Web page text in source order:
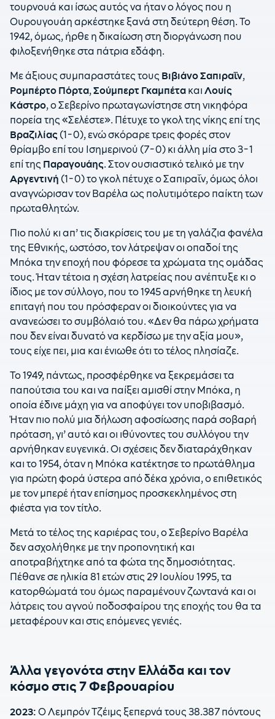
τουρνουά και ίσως αυτός να ήταν ο λόγος που η
Ουρουγουάη αρκέστηκε ξανά στη δεύτερη θέση. Το
1942, όμως, ήρθε η δικαίωση στη διοργάνωση που
φιλοξενήθηκε στα πάτρια εδάφη.
Με άξιους συμπαραστάτες τους Βιβιάνο Σαπιραΐν,
Ρομπέρτο Πόρτα,Σούμπερτ Γκαμπέτα και Λουίς
Κάστρο, ο Σεβερίνο πρωταγωνίστησε στη νικηφόρα
πορεία της «Σελέστε». Πέτυχε το γκολ της νίκης επί της
Βραζιλίας (1-0), ενώ σκόραρε τρεις φορές στον
θρίαμβο επί του Ισημερινού (7-0) κι άλλη μία στο 3-1
επί της Παραγουάης. Στον ουσιαστικό τελικό με την
Αργεντινή (1-0) το γκολ πέτυχε ο Σαπιραΐν, όμως όλοι
αναγνώρισαν τον Βαρέλα ως πολυτιμότερο παίκτη των
πρωταθλητών.
Πιο πολύ κι απ’ τις διακρίσεις του με τη γαλάζια φανέλα
της Εθνικής, ωστόσο, τον λάτρεψαν οι οπαδοί της
Μπόκα την εποχή που φόρεσε τα χρώματα της ομάδας
τους. Ήταν τέτοια η σχέση λατρείας που ανέπτυξε κι ο
ίδιος με τον σύλλογο, που το 1945 αρνήθηκε τη λευκή
επιταγή που του πρόσφεραν οι διοικούντες για να
ανανεώσει το συμβόλαιό του. «Δεν θα πάρω χρήματα
που δεν είναι δυνατό να κερδίσω με την αξία μου»,
τους είχε πει, μια και ένιωθε ότι το τέλος πλησίαζε.
Το 1949, πάντως, προσφέρθηκε να ξεκρεμάσει τα
παπούτσια του και να παίξει αμισθί στην Μπόκα, η
οποία έδινε μάχη για να αποφύγει τον υποβιβασμό.
Ήταν πιο πολύ μια δήλωση αφοσίωσης παρά σοβαρή
πρόταση, γι’ αυτό και οι ιθύνοντες του συλλόγου την
αρνήθηκαν ευγενικά. Οι σχέσεις δεν διαταράχθηκαν
και το 1954, όταν η Μπόκα κατέκτησε το πρωτάθλημα
για πρώτη φορά ύστερα από δέκα χρόνια, ο επιθετικός
με τον μπερέ ήταν επίσημος προσκεκλημένος στη
φιέστα για τον τίτλο.
Μετά το τέλος της καριέρας του, ο Σεβερίνο Βαρέλα
δεν ασχολήθηκε με την προπονητική και
αποτραβήχτηκε από τα φώτα της δημοσιότητας.
Πέθανε σε ηλικία 81 ετών στις 29 Ιουλίου 1995, τα
κατορθώματά του όμως παραμένουν ζωντανά και οι
λάτρεις του αγνού ποδοσφαίρου της εποχής του θα τα
μεταφέρουν και στις επόμενες γενιές.
Άλλα γεγονότα στην Ελλάδα και τον
κόσμο στις 7 Φεβρουαρίου
2023: Ο Λεμπρόν Τζέιμς ξεπερνά τους 38.387 πόντους